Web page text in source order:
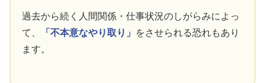
過去から続く人間関係・仕事状況のしがらみによっ
て、
「不本意なやり取り」
をさせられる恐れもあり
ます。